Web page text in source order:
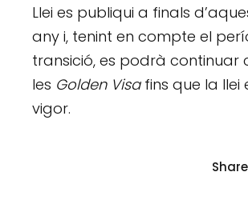
Llei es publiqui a finals
any i, tenint en compte el
transició, es podrà continuar
les Golden Visafins que la llei
vigor.